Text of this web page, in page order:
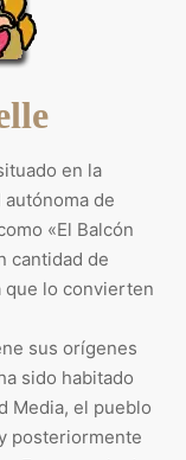
en la
de
«El Balcón
cantidad de
que lo convierten
sus orígenes
sido habitado
Media, el pueblo
posteriormente